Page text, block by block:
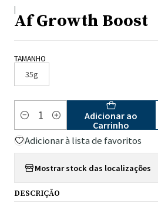
|
Af Growth Boost
TAMANHO
35g
Quantidade
Adicionar ao
Carrinho
Adicionar à lista de favoritos
Mostrar stock das localizações
DESCRIÇÃO